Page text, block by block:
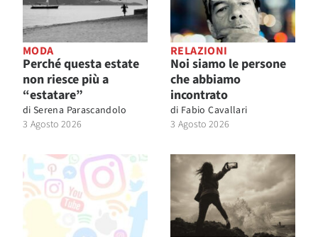
MODA
Perché questa estate
non riesce più a
“estatare”
di Serena Parascandolo
3 Agosto 2026
RELAZIONI
Noi siamo le persone
che abbiamo
incontrato
di Fabio Cavallari
3 Agosto 2026